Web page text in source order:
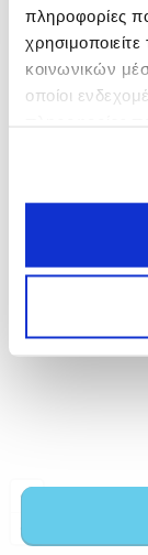
πληροφορίες
κοινωνικών
οποίοι